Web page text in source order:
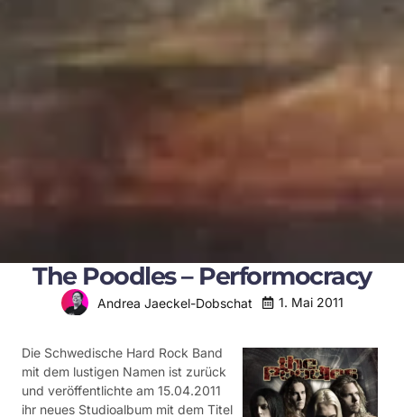
The Poodles – Performocracy
Andrea Jaeckel-Dobschat 1. Mai 2011
Die Schwedische Hard Rock Band
mit dem lustigen Namen ist zurück
und veröffentlichte am 15.04.2011
ihr neues Studioalbum mit dem Titel